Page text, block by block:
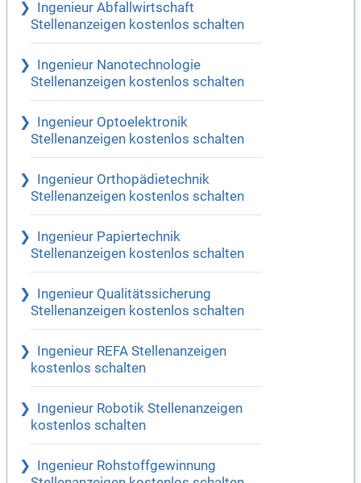
Ingenieur Abfallwirtschaft
Stellenanzeigen kostenlos schalten
Ingenieur Nanotechnologie
Stellenanzeigen kostenlos schalten
Ingenieur Optoelektronik
Stellenanzeigen kostenlos schalten
Ingenieur Orthopädietechnik
Stellenanzeigen kostenlos schalten
Ingenieur Papiertechnik
Stellenanzeigen kostenlos schalten
Ingenieur Qualitätssicherung
Stellenanzeigen kostenlos schalten
Ingenieur REFA Stellenanzeigen
kostenlos schalten
Ingenieur Robotik Stellenanzeigen
kostenlos schalten
Ingenieur Rohstoffgewinnung